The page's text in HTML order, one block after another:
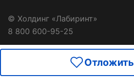
Отложить
© Холдинг «Лабиринт»
8 800 600-95-25